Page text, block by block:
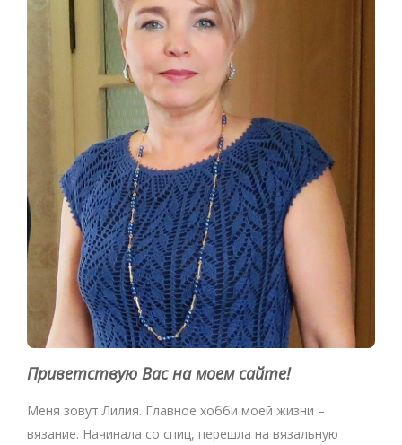
Приветствую Вас на моем сайте!
Меня зовут Лилия. Главное хобби моей жизни –
вязание. Начинала со спиц, перешла на вязальную